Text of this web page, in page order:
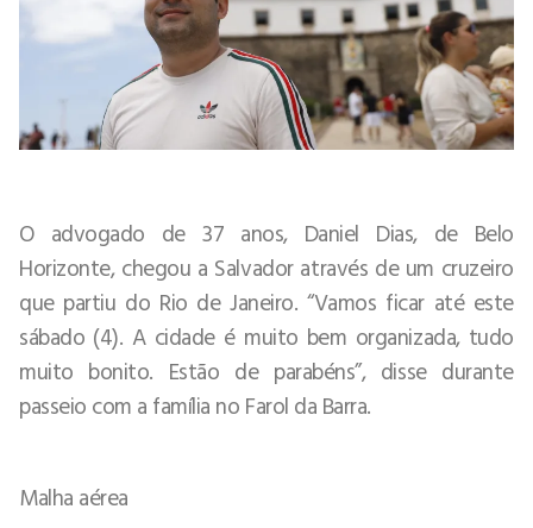
O advogado de 37 anos, Daniel Dias, de Belo
Horizonte, chegou a Salvador através de um cruzeiro
que partiu do Rio de Janeiro. “Vamos ficar até este
sábado (4). A cidade é muito bem organizada, tudo
muito bonito. Estão de parabéns”, disse durante
passeio com a família no Farol da Barra.
Malha aérea